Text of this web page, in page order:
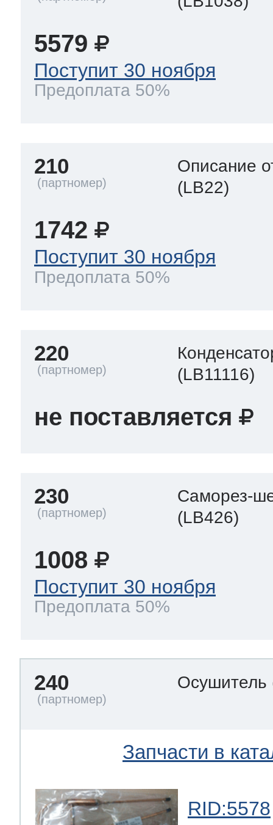
5579
Поступит 30 ноября
Предоплата 50%
210
Описание
(LB22)
1742
Поступит 30 ноября
Предоплата 50%
220
(LB11116)
не поставляется
230
Саморез-
(LB426)
1008
Поступит 30 ноября
Предоплата 50%
240 Осушитель
Запчасти в
RID:5578